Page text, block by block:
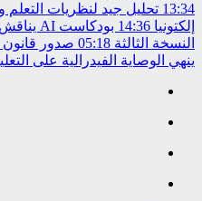
13:34 تحليل جيد لنظريات
إلكتونيا 14:36 بودكاست AI يناقش ظاهرة نسخ الامتحانات من الإنترنيت..
النسخة الثالثة 05:18 صدور قانون
ينهي الوصاية الفيدرالية على